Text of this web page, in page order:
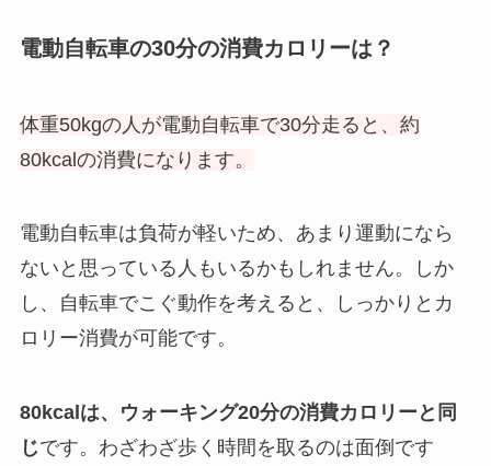
電動自転車の30分の消費カロリーは？
体重50kgの人が電動自転車で30分走ると、約
80kcalの消費になります。
電動自転車は負荷が軽いため、あまり運動になら
ないと思っている人もいるかもしれません。しか
し、自転車でこぐ動作を考えると、しっかりとカ
ロリー消費が可能です。
80kcalは、ウォーキング20分の消費カロリーと同
じです。わざわざ歩く時間を取るのは面倒です